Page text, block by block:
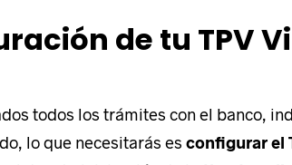
de tu TPV
todos los trámites con el banco,
lo que necesitarás es configurar el